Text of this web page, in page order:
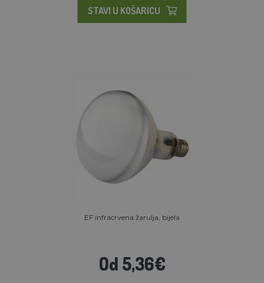
STAVI U KOŠARICU
EF infracrvena žarulja, bijela
Od 5,36€